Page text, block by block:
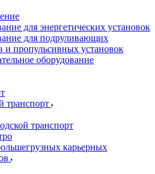
для энергетических установок
для подруливающих
и пропульсивных установок
оборудование
транспорт
транспорт
карьерных